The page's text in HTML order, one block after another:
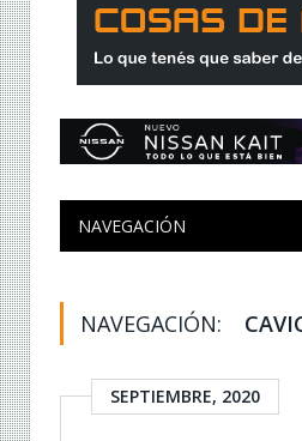
NAVEGACIÓN
NAVEGACIÓN:
SEPTIEMBRE, 2020